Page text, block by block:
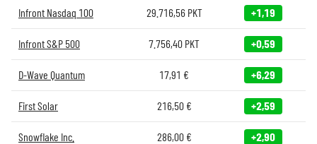
Infront Nasdaq 100 29.716,56PKT +1,19
Infront S&P 500 7.756,40 PKT +0,59
D-Wave Quantum 17,91 € +6,29
First Solar 216,50€ +2,59
Snowflake Inc. 286,00€ +2,90